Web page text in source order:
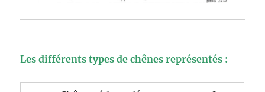
Les différents types de chênes représentés :